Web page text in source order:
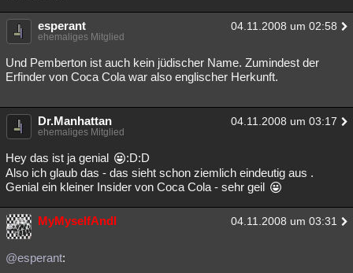
esperant 04.11.2008 um 02:58
ehemaliges Mitglied
Und Pemberton ist auch kein jüdischer Name. Zumindest der
Erfinder von Coca Cola war also englischer Herkunft.
Dr.Manhattan 04.11.2008 um 03:17
ehemaliges Mitglied
Hey das ist ja genial
:D:D
Also ich glaub das - das sieht schon ziemlich eindeutig aus .
Genial ein kleiner Insider von Coca Cola - sehr geil
MyMyselfAndI 04.11.2008 um 03:31
@esperant: